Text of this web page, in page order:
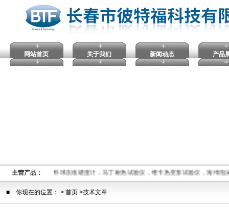
网站首页 关于我们 新闻动态 产品
主营产品：
压击穿试验仪，塑料球压痕硬度计，马丁耐热试验仪，维卡热变形试验仪，海绵
■ 你现在的位置： > 首页 >技术文章